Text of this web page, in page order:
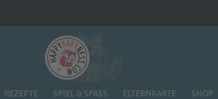
REZEPTE SPIEL & SPASS ELTERNKARTE SHOP